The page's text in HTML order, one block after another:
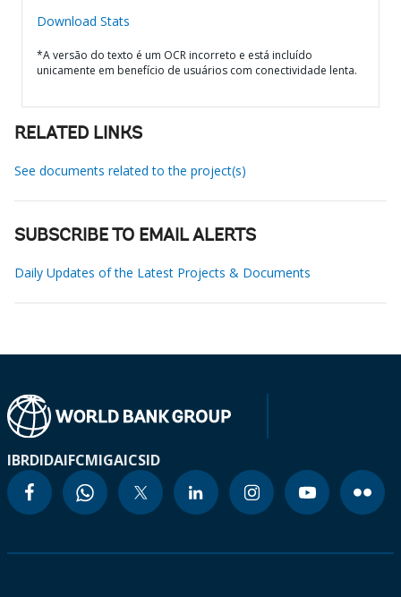
Download Stats
*A versão do texto é um OCR incorreto e está incluído
unicamente em benefício de usuários com conectividade lenta.
RELATED LINKS
See documents related to the project(s)
SUBSCRIBE TO EMAIL ALERTS
Daily Updates of the Latest Projects & Documents
IBRDIDAIFCMIGAICSID